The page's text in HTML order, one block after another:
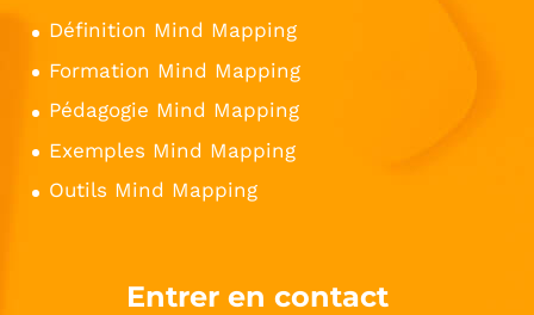
Définition Mind Mapping
Formation Mind Mapping
Pédagogie Mind Mapping
Exemples Mind Mapping
Outils Mind Mapping
Entrer en contact